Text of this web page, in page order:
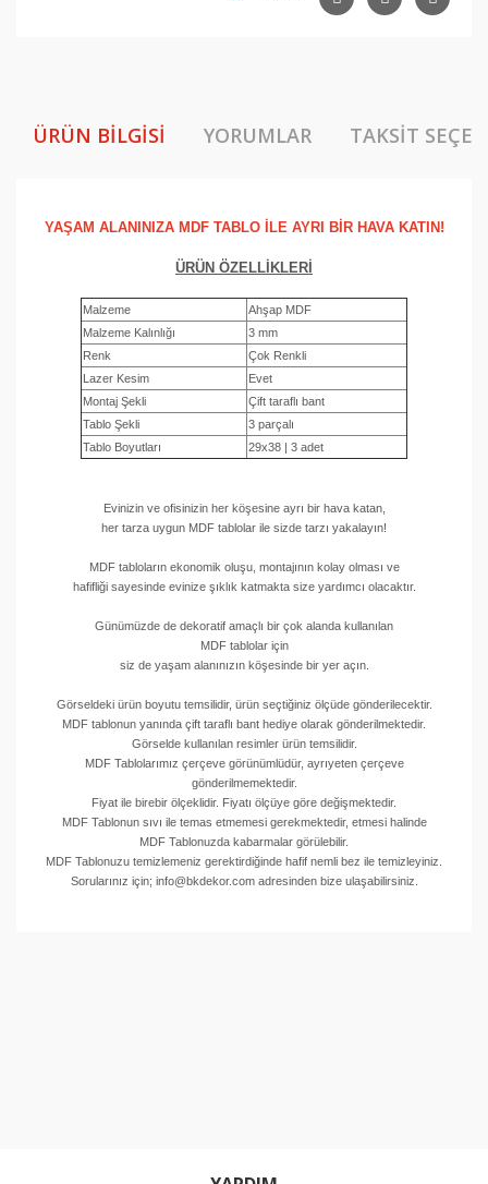
ÜRÜN BILGISI YORUMLAR TAKSIT
YAŞAM ALANINIZA MDF TABLO İLE AYRI BİR HAVA KATIN!
ÜRÜN ÖZELLİKLERİ
Malzeme
Ahşap MDF
Malzeme Kalınlığı
3 mm
Renk
Çok Renkli
Lazer Kesim
Evet
Montaj Şekli
Çift taraflı bant
Tablo Şekli
3 parçalı
Tablo Boyutları
29x38 | 3 adet
Evinizin ve ofisinizin her köşesine ayrı bir hava katan,
her tarza uygun MDF tablolar ile sizde tarzı yakalayın!
MDF tabloların ekonomik oluşu, montajının kolay olması ve
hafifliği sayesinde evinize şıklık katmakta size yardımcı olacaktır.
Günümüzde de dekoratif amaçlı bir çok alanda kullanılan
MDF tablolar için
siz de yaşam alanınızın köşesinde bir yer açın.
Görseldeki ürün boyutu temsilidir, ürün seçtiğiniz ölçüde gönderilecektir.
MDF tablonun yanında çift taraflı bant hediye olarak gönderilmektedir.
Görselde kullanılan resimler ürün temsilidir.
MDF Tablolarımız çerçeve görünümlüdür, ayrıyeten çerçeve
gönderilmemektedir.
Fiyat ile birebir ölçeklidir. Fiyatı ölçüye göre değişmektedir.
MDF Tablonun sıvı ile temas etmemesi gerekmektedir, etmesi halinde
MDF Tablonuzda kabarmalar görülebilir.
MDF Tablonuzu temizlemeniz gerektirdiğinde hafif nemli bez ile temizleyiniz.
Sorularınız için; info@bkdekor.com adresinden bize ulaşabilirsiniz.
Bu ürüne benzer farklı alternatifler olmalı.